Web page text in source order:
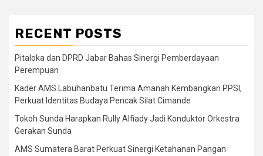
RECENT POSTS
Pitaloka dan DPRD Jabar Bahas Sinergi Pemberdayaan
Perempuan
Kader AMS Labuhanbatu Terima Amanah Kembangkan PPSI,
Perkuat Identitas Budaya Pencak Silat Cimande
Tokoh Sunda Harapkan Rully Alfiady Jadi Konduktor Orkestra
Gerakan Sunda
AMS Sumatera Barat Perkuat Sinergi Ketahanan Pangan